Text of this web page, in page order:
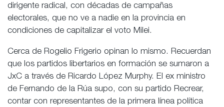
dirigente radical, con décadas de campañas
electorales, que no ve a nadie en la provincia en
condiciones de capitalizar el voto Milei.
Cerca de Rogelio Frigerio opinan lo mismo. Recuerdan
que los partidos libertarios en formación se sumaron a
JxC a través de Ricardo López Murphy. El ex ministro
de Fernando de la Rúa supo, con su partido Recrear,
contar con representantes de la primera línea política